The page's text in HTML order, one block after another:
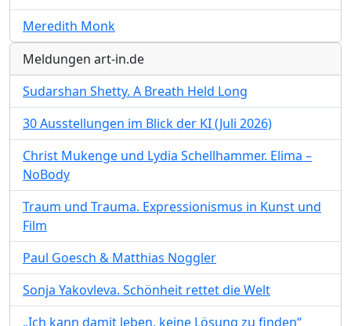
Meredith Monk
Meldungen art-in.de
Sudarshan Shetty. A Breath Held Long
30 Ausstellungen im Blick der KI (Juli 2026)
Christ Mukenge und Lydia Schellhammer. Elima –
NoBody
Traum und Trauma. Expressionismus in Kunst und
Film
Paul Goesch & Matthias Noggler
Sonja Yakovleva. Schönheit rettet die Welt
„Ich kann damit leben, keine Lösung zu finden“